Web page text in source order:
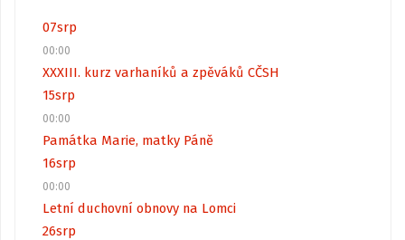
07srp
00:00
XXXIII. kurz varhaníků a zpěváků CČSH
15srp
00:00
Památka Marie, matky Páně
16srp
00:00
Letní duchovní obnovy na Lomci
26srp